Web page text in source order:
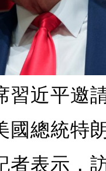
習近平邀
國總統特
者表示，